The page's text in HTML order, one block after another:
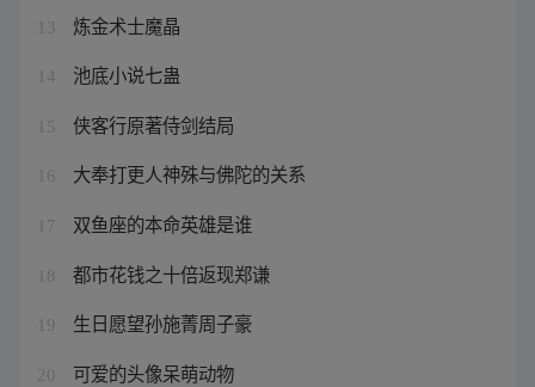
13 炼金术士魔晶
14 池底小说七蛊
15 侠客行原著侍剑结局
16 大奉打更人神殊与佛陀的关系
17 双鱼座的本命英雄是谁
18 都市花钱之十倍返现郑谦
19 生日愿望孙施菁周子豪
20 可爱的头像呆萌动物